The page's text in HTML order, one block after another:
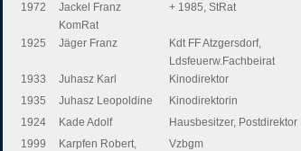
1972
Jackel Franz
KomRat
+ 1985, StRat
1925 Jäger Franz
Kdt FF Atzgersdorf,
Ldsfeuerw.Fachbeirat
1933 Juhasz Karl Kinodirektor
1935
Juhasz Leopoldine Kinodirektorin
1924
Kade Adolf Hausbesitzer, Postdirektor
1999
Karpfen Robert,
Vzbgm